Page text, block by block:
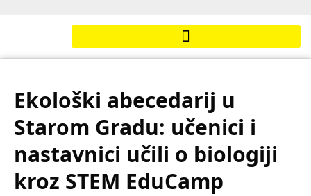
Ekološki abecedarij u
Starom Gradu: učenici i
nastavnici učili o biologiji
kroz STEM EduCamp